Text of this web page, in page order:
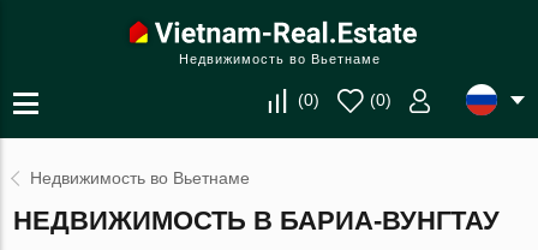
Недвижимость во Вьетнаме
(0) (0)
Недвижимость во Вьетнаме
НЕДВИЖИМОСТЬ В БАРИА-ВУНГТАУ